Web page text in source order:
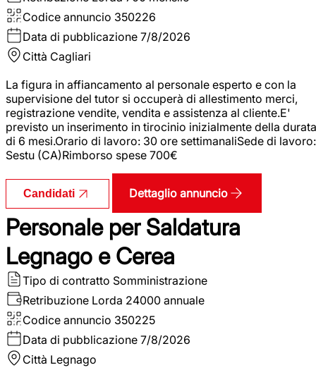
Codice annuncio 350226
Data di pubblicazione 7/8/2026
Città Cagliari
La figura in affiancamento al personale esperto e con la
supervisione del tutor si occuperà di allestimento merci,
registrazione vendite, vendita e assistenza al cliente.E'
previsto un inserimento in tirocinio inizialmente della durata
di 6 mesi.Orario di lavoro: 30 ore settimanaliSede di lavoro:
Sestu (CA)Rimborso spese 700€
Candidati Dettaglio annuncio
Personale per Saldatura
Legnago e Cerea
Tipo di contratto Somministrazione
Retribuzione Lorda 24000 annuale
Codice annuncio 350225
Data di pubblicazione 7/8/2026
Città Legnago